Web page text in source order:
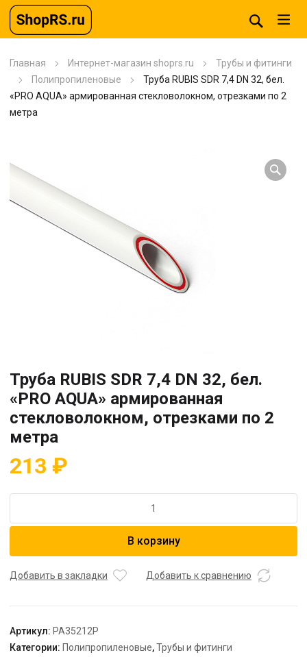
Главная Интернет-магазин shoprs.ru
Трубы и фитинги
Полипропиленовые
Труба RUBIS SDR 7,4 DN 32, бел.
«PRO AQUA» армированная стекловолокном, отрезками по 2
метра
Труба RUBIS SDR 7,4 DN 32, бел.
«PRO AQUA» армированная
стекловолокном, отрезками по 2
метра
213 ₽
Труба
7,4
"PRO
AQUA"
В корзину
Добавить в закладки Добавить к сравнению
Артикул: PA35212P
Категории: Полипропиленовые,Трубы и фитинги